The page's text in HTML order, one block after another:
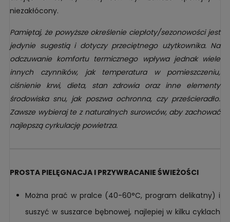
niezakłócony.
Pamiętaj, że powyższe określenie ciepłoty/sezonowości jest
jedynie sugestią i dotyczy przeciętnego użytkownika. Na
odczuwanie komfortu termicznego wpływa jednak wiele
innych czynników, jak temperatura w pomieszczeniu,
ciśnienie krwi, dieta, stan zdrowia oraz inne elementy
środowiska snu, jak poszwa ochronna, czy prześcieradło.
Zawsze wybieraj te z naturalnych surowców, aby zachować
najlepszą cyrkulację powietrza.
PROSTA PIELĘGNACJA I PRZYWRACANIE ŚWIEŻOŚCI
Można prać w pralce (40-60°C, program delikatny) i
suszyć w suszarce bębnowej, najlepiej w kilku cyklach